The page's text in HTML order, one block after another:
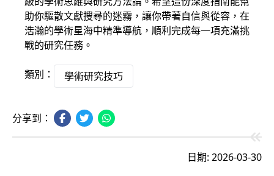
助你驅散文獻搜尋的迷霧，讓你帶著自信與從容，在
浩瀚的學術星海中精準導航，順利完成每一項充滿挑
戰的研究任務。
類別： 學術研究技巧
分享到：
日期: 2026-03-30